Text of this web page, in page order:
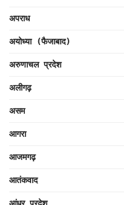
अपराध
अयोध्या (फैजाबाद)
अरुणाचल प्रदेश
अलीगढ़
असम
आगरा
आजमगढ़
आतंकवाद
आंध्र प्रदेश